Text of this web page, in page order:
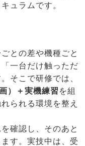
ュラムです。
との差や機種ごと
一台だけ触っただ
そこで研修では、
）＋実機練習 を組
られる環境を整え
確認し、そのあと
す。実技中は、受